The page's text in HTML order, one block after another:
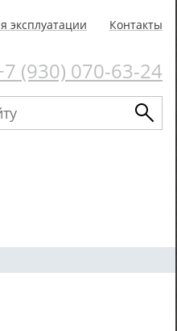
(930) 070-63-24
эксплуатации Контакты